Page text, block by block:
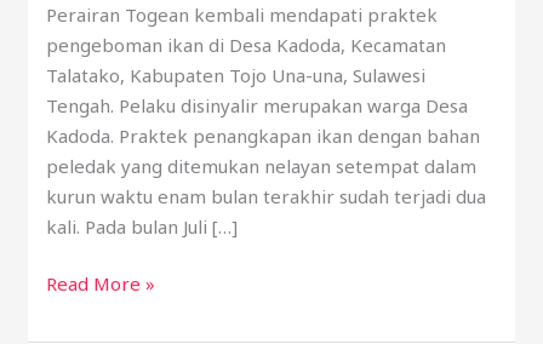
Perairan Togean kembali mendapati praktek
pengeboman ikan di Desa Kadoda, Kecamatan
Talatako, Kabupaten Tojo Una-una, Sulawesi
Tengah. Pelaku disinyalir merupakan warga Desa
Kadoda. Praktek penangkapan ikan dengan bahan
peledak yang ditemukan nelayan setempat dalam
kurun waktu enam bulan terakhir sudah terjadi dua
kali. Pada bulan Juli […]
Read More »